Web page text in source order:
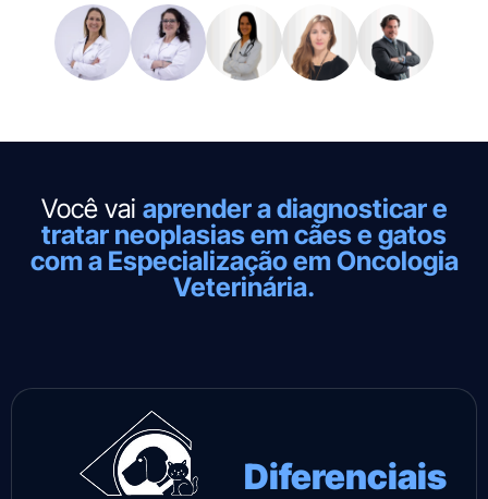
Você vai aprender a diagnosticar e
tratar neoplasias em cães e gatos
com a Especialização em Oncologia
Veterinária.
Diferenciais